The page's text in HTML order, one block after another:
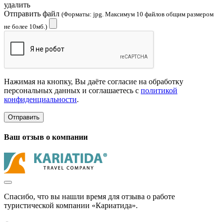
удалить
Отправить файл (Форматы: jpg. Максимум 10 файлов общим размером
не более 10мб.)
Нажимая на кнопку, Вы даёте согласие на обработку
персональных данных и соглашаетесь с политикой
конфиденциальности.
Отправить
Ваш отзыв о компании
Спасибо, что вы нашли время для отзыва о работе
туристической компании «Кариатида».